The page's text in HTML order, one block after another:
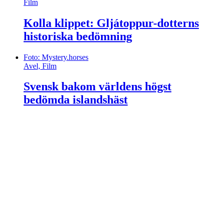
Film
Kolla klippet: Gljátoppur-dotterns
historiska bedömning
Foto: Mystery.horses
Avel, Film
Svensk bakom världens högst
bedömda islandshäst